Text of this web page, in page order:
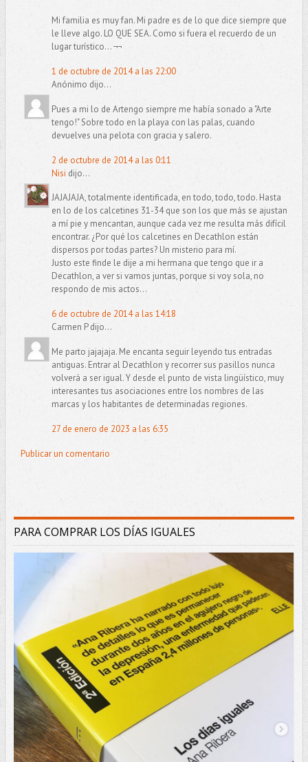
Mi familia es muy fan. Mi padre es de lo que dice siempre que
le lleve algo. LO QUE SEA. Como si fuera el recuerdo de un
lugar turístico... ¬¬
1 de octubre de 2014 a las 22:00
Anónimo dijo...
Pues a mi lo de Artengo siempre me había sonado a "Arte
tengo!" Sobre todo en la playa con las palas, cuando
devuelves una pelota con gracia y salero.
2 de octubre de 2014 a las 0:11
Nisi dijo...
JAJAJAJA, totalmente identificada, en todo, todo, todo. Hasta
en lo de los calcetines 31-34 que son los que más se ajustan
a mí pie y mencantan, aunque cada vez me resulta más difícil
encontrar. ¿Por qué los calcetines en Decathlon están
dispersos por todas partes? Un misterio para mí.
Justo este finde le dije a mi hermana que tengo que ir a
Decathlon, a ver si vamos juntas, porque si voy sola, no
respondo de mis actos...
6 de octubre de 2014 a las 14:18
Carmen P dijo...
Me parto jajajaja. Me encanta seguir leyendo tus entradas
antiguas. Entrar al Decathlon y recorrer sus pasillos nunca
volverá a ser igual. Y desde el punto de vista lingüístico, muy
interesantes tus asociaciones entre los nombres de las
marcas y los habitantes de determinadas regiones.
27 de enero de 2023 a las 6:35
Publicar un comentario
PARA COMPRAR LOS DÍAS IGUALES